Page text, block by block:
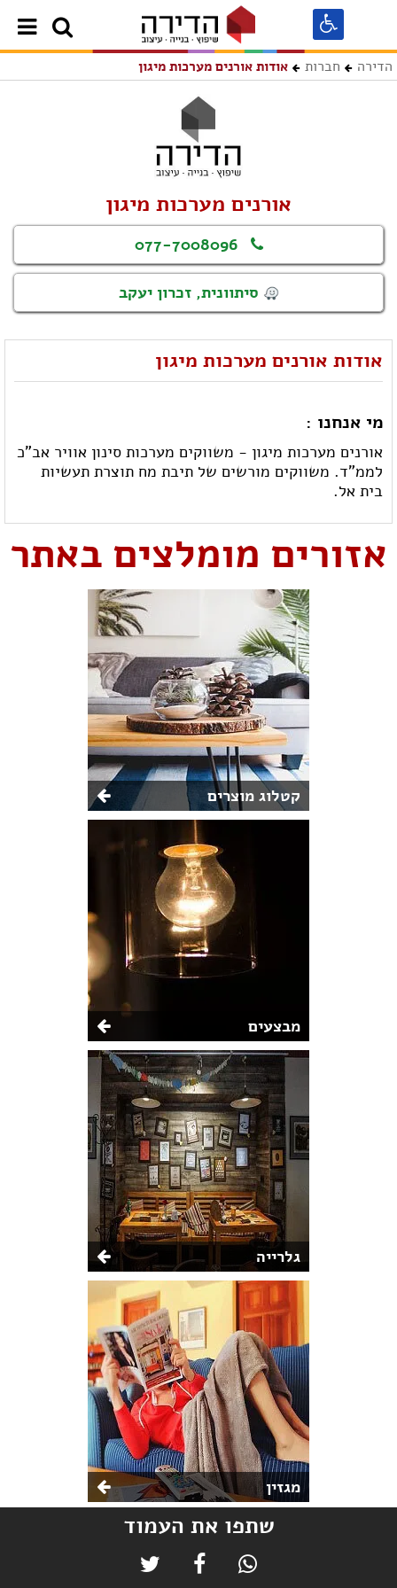
הדירה חברות אודות אורנים מערכות מיגון
אורנים מערכות מיגון
077-7008096
סיתוונית, זכרון יעקב
אודות אורנים מערכות מיגון
מי אנחנו :
אורנים מערכות מיגון - משווקים מערכות סינון אוויר אב"כ
לממ"ד. משווקים מורשים של תיבת מח תוצרת תעשיות
בית אל.
אזורים מומלצים באתר
קטלוג מוצרים
מבצעים
גלרייה
מגזין
שתפו את העמוד